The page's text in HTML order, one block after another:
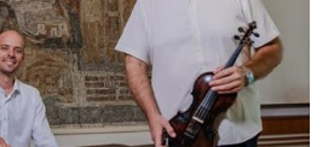
za sve popularnije “online zabave” za
pratiti na telefonu, televizoru ili video bimu
može se napraviti
"team building-u", gde će se napraviti
pratnji na gitari. To može vrlo interesantno